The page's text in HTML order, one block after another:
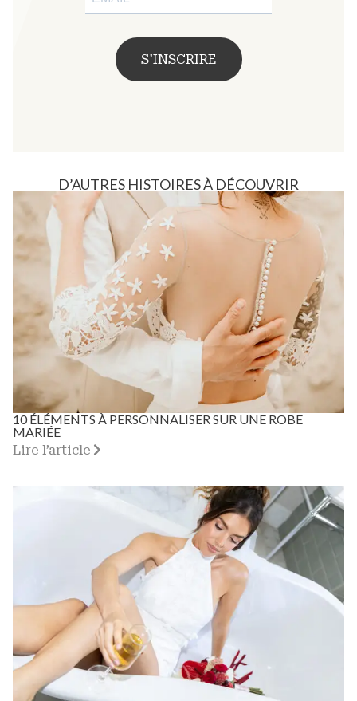
S'INSCRIRE
D’AUTRES HISTOIRES À DÉCOUVRIR
10 ÉLÉMENTS À PERSONNALISER SUR UNE ROBE
MARIÉE
Lire l’article